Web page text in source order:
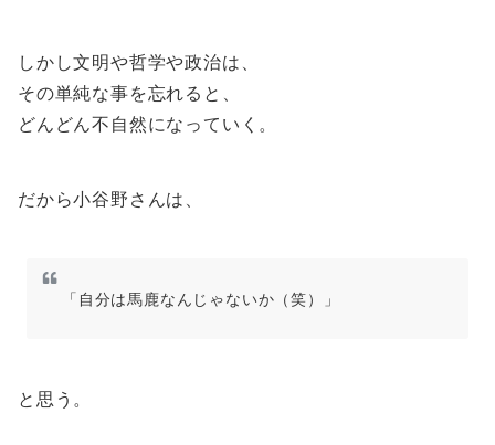
しかし文明や哲学や政治は、
その単純な事を忘れると、
どんどん不自然になっていく。
だから小谷野さんは、
「自分は馬鹿なんじゃないか（笑）」
と思う。